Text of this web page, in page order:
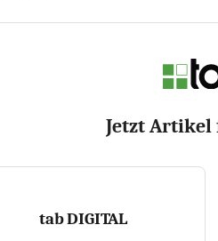
Jetzt Artikel
tab DIGITAL